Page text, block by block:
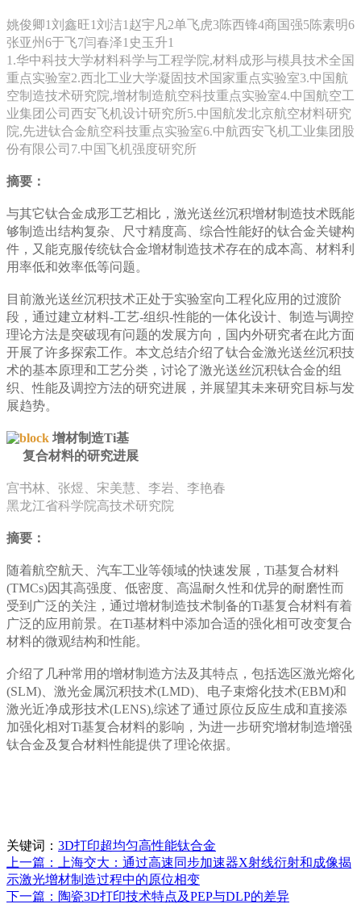
姚俊卿1刘鑫旺1刘洁1赵宇凡2单飞虎3陈西锋4商国强5陈素明6
张亚州6于飞7闫春泽1史玉升1
1.华中科技大学材料科学与工程学院,材料成形与模具技术全国
重点实验室2.西北工业大学凝固技术国家重点实验室3.中国航
空制造技术研究院,增材制造航空科技重点实验室4.中国航空工
业集团公司西安飞机设计研究所5.中国航发北京航空材料研究
院,先进钛合金航空科技重点实验室6.中航西安飞机工业集团股
份有限公司7.中国飞机强度研究所
摘要：
与其它钛合金成形工艺相比，激光送丝沉积增材制造技术既能
够制造出结构复杂、尺寸精度高、综合性能好的钛合金关键构
件，又能克服传统钛合金增材制造技术存在的成本高、材料利
用率低和效率低等问题。
目前激光送丝沉积技术正处于实验室向工程化应用的过渡阶
段，通过建立材料-工艺-组织-性能的一体化设计、制造与调控
理论方法是突破现有问题的发展方向，国内外研究者在此方面
开展了许多探索工作。本文总结介绍了钛合金激光送丝沉积技
术的基本原理和工艺分类，讨论了激光送丝沉积钛合金的组
织、性能及调控方法的研究进展，并展望其未来研究目标与发
展趋势。
增材制造Ti基
复合材料的研究进展
宫书林、张煜、宋美慧、李岩、李艳春
黑龙江省科学院高技术研究院
摘要：
随着航空航天、汽车工业等领域的快速发展，Ti基复合材料
(TMCs)因其高强度、低密度、高温耐久性和优异的耐磨性而
受到广泛的关注，通过增材制造技术制备的Ti基复合材料有着
广泛的应用前景。在Ti基材料中添加合适的强化相可改变复合
材料的微观结构和性能。
介绍了几种常用的增材制造方法及其特点，包括选区激光熔化
(SLM)、激光金属沉积技术(LMD)、电子束熔化技术(EBM)和
激光近净成形技术(LENS),综述了通过原位反应生成和直接添
加强化相对Ti基复合材料的影响，为进一步研究增材制造增强
钛合金及复合材料性能提供了理论依据。
关键词： 3D打印超均匀高性能钛合金
上一篇：上海交大：通过高速同步加速器X射线衍射和成像揭
示激光增材制造过程中的原位相变
下一篇：陶瓷3D打印技术特点及PEP与DLP的差异